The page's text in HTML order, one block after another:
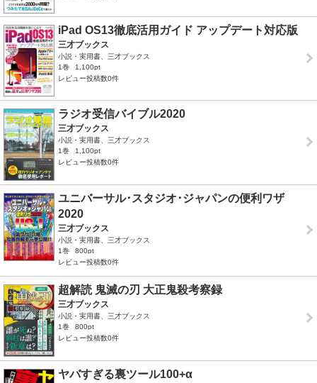
iPad OS13徹底活用ガイド アップデート対応版
三才ブックス
小説・実用書、三才ブックス
1巻
1,100pt
レビュー投稿数0件
ラジオ受信バイブル2020
三才ブックス
小説・実用書、三才ブックス
1巻
1,100pt
レビュー投稿数0件
ユニバーサル･スタジオ･ジャパンの便利ワザ
2020
三才ブックス
小説・実用書、三才ブックス
1巻
800pt
レビュー投稿数0件
超解読 鬼滅の刃 大正鬼殺考察録
三才ブックス
小説・実用書、三才ブックス
1巻
800pt
レビュー投稿数0件
ヤバすぎる裏ツール100+α